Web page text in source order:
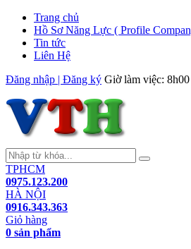
Trang chủ
Hồ Sơ Năng Lực ( Profile
Tin tức
Liên Hệ
Đăng nhập | Đăng ký Giờ làm việc:
TPHCM
0975.123.200
HÀ NỘI
0916.343.363
Giỏ hàng
0 sản phẩm